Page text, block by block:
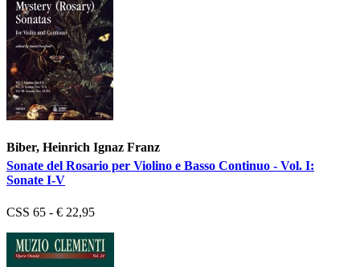
Biber, Heinrich Ignaz Franz
Sonate del Rosario per Violino e Basso Continuo - Vol. I:
Sonate I-V
CSS 65 - € 22,95